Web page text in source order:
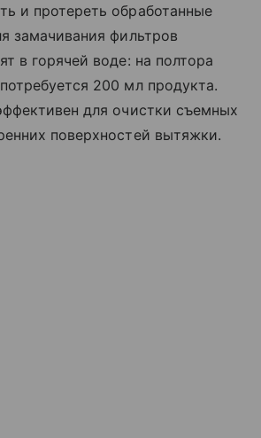
и протереть обработанные
замачивания фильтров
в горячей воде: на полтора
200 мл продукта.
для очистки съемных
поверхностей вытяжки.